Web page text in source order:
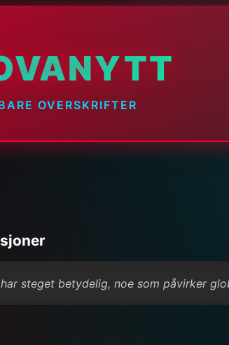
OVERSKRIFTER
steget betydelig, noe som påvirker